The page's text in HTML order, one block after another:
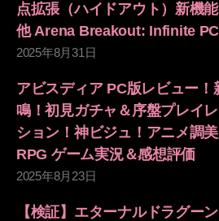
点拡張（ハイドアウト）新機
他 Arena Breakout: Infinite
2025年8月31日
アビスディア PC版レビュー！
鳴！初見ガチャ＆序盤プレイ
ション！神ビジュ！アニメ調
RPG ゲーム実況＆感想評価
2025年8月23日
【検証】エターナルドラグー